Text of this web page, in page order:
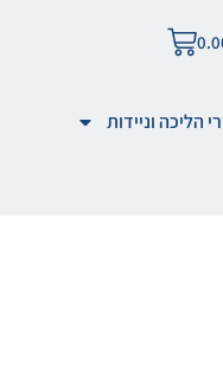
הליכה וניידות